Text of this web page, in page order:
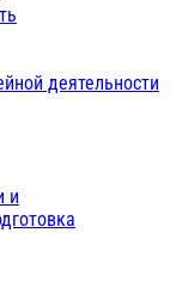
деятельности
и